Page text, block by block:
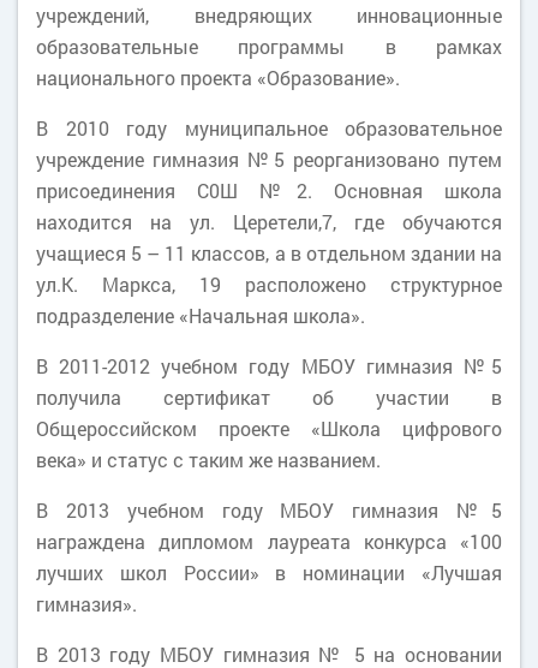
учреждений, внедряющих инновационные
образовательные программы в рамках
национального проекта «Образование».
В 2010 году муниципальное образовательное
учреждение гимназия №5 реорганизовано путем
присоединения С0Ш №2. Основная школа
находится на ул. Церетели,7, где обучаются
учащиеся 5 – 11 классов, а в отдельном здании на
ул.К. Маркса, 19 расположено структурное
подразделение «Начальная школа».
В 2011-2012 учебном году МБОУ гимназия №5
получила сертификат об участии в
Общероссийском проекте «Школа цифрового
века» и статус с таким же названием.
В 2013 учебном году МБОУ гимназия №5
награждена дипломом лауреата конкурса «100
лучших школ России» в номинации «Лучшая
гимназия».
В 2013 году МБОУ гимназия № 5 на основании